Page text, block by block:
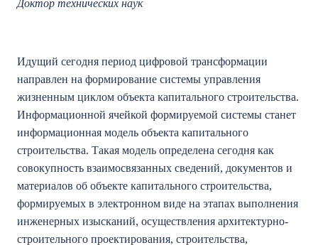
Доктор технических наук
Идущий сегодня период цифровой трансформации
направлен на формирование системы управления
жизненным циклом объекта капитального строительства.
Информационной ячейкой формируемой системы станет
информационная модель объекта капитального
строительства. Такая модель определена сегодня как
совокупность взаимосвязанных сведений, документов и
материалов об объекте капитального строительства,
формируемых в электронном виде на этапах выполнения
инженерных изысканий, осуществления архитектурно-
строительного проектирования, строительства,